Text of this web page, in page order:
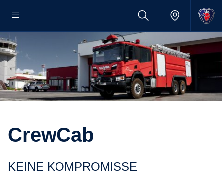
CrewCab
KEINE KOMPROMISSE